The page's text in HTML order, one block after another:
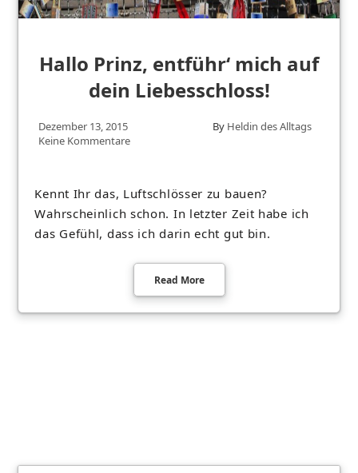
Hallo Prinz, entführ‘ mich auf
dein Liebesschloss!
Dezember 13, 2015 By Heldin des Alltags
Keine Kommentare
Kennt Ihr das, Luftschlösser zu bauen?
Wahrscheinlich schon. In letzter Zeit habe ich
das Gefühl, dass ich darin echt gut bin.
Read More